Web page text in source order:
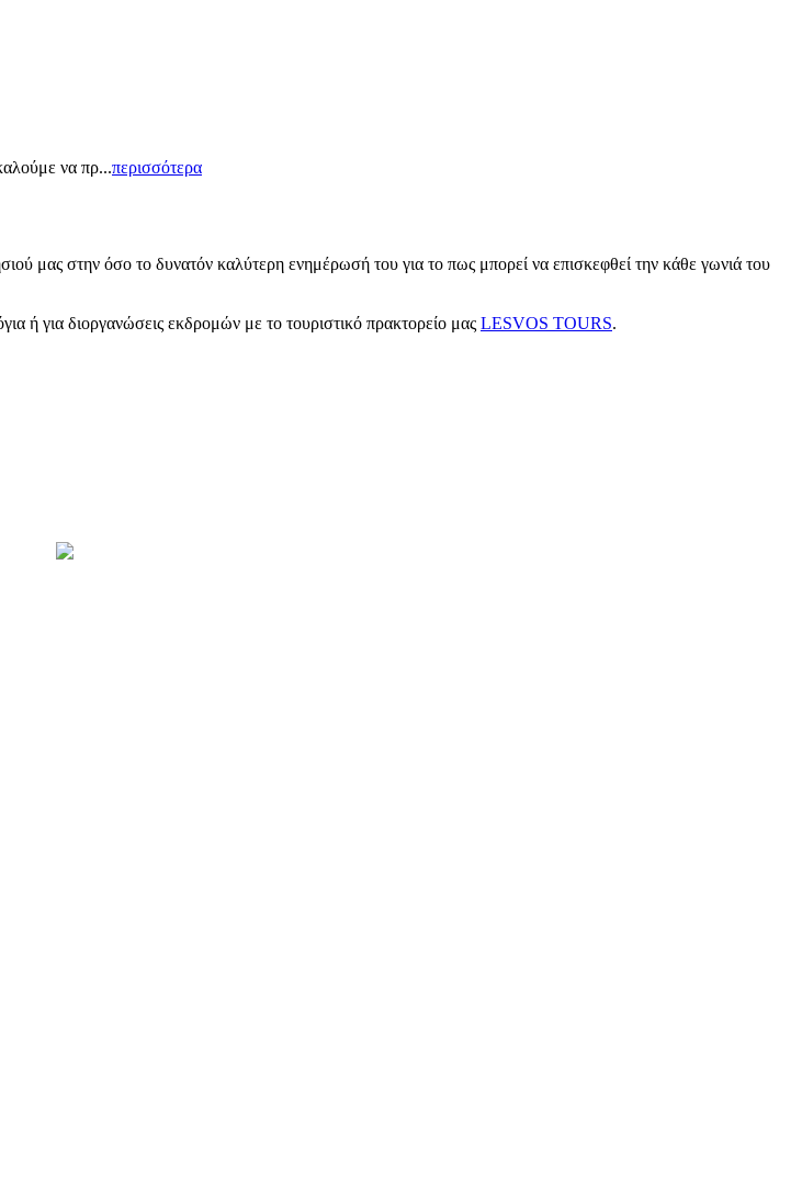
να πρ...περισσότερα
μας στην όσο το δυνατόν καλύτερη ενημέρωσή του για το πως μπορεί να επισκεφθεί την κάθε γωνιά του
ή για διοργανώσεις εκδρομών με το τουριστικό πρακτορείο μας LESVOS TOURS.